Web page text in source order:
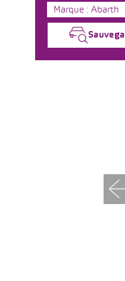
Marque : Abarth